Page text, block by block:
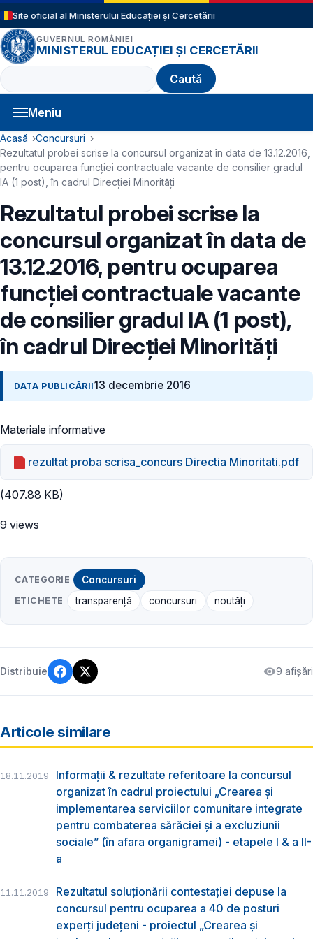
Sari la conținutul principal
Site oficial al Ministerului Educației și Cercetării
GUVERNUL ROMÂNIEI
MINISTERUL EDUCAȚIEI ȘI CERCETĂRII
Caută
Meniu
Navigație principală
Cale de navigare
Acasă
Concursuri
Rezultatul probei scrise la concursul organizat în data de 13.12.2016,
pentru ocuparea funcției contractuale vacante de consilier gradul
IA (1 post), în cadrul Direcției Minorități
Rezultatul probei scrise la
concursul organizat în data de
13.12.2016, pentru ocuparea
funcției contractuale vacante
de consilier gradul IA (1 post),
în cadrul Direcției Minorități
DATA PUBLICĂRII13 decembrie 2016
Materiale informative
rezultat proba scrisa_concurs Directia Minoritati.pdf
(407.88 KB)
9 views
CATEGORIE Concursuri
ETICHETE transparență concursuri noutăți
Distribuie 9 afișări
Articole similare
18.11.2019
Informații & rezultate referitoare la concursul
organizat în cadrul proiectului „Crearea și
implementarea serviciilor comunitare integrate
pentru combaterea sărăciei și a excluziunii
sociale” (în afara organigramei) - etapele I & a II-
a
11.11.2019
Rezultatul soluționării contestației depuse la
concursul pentru ocuparea a 40 de posturi
experți județeni - proiectul „Crearea și